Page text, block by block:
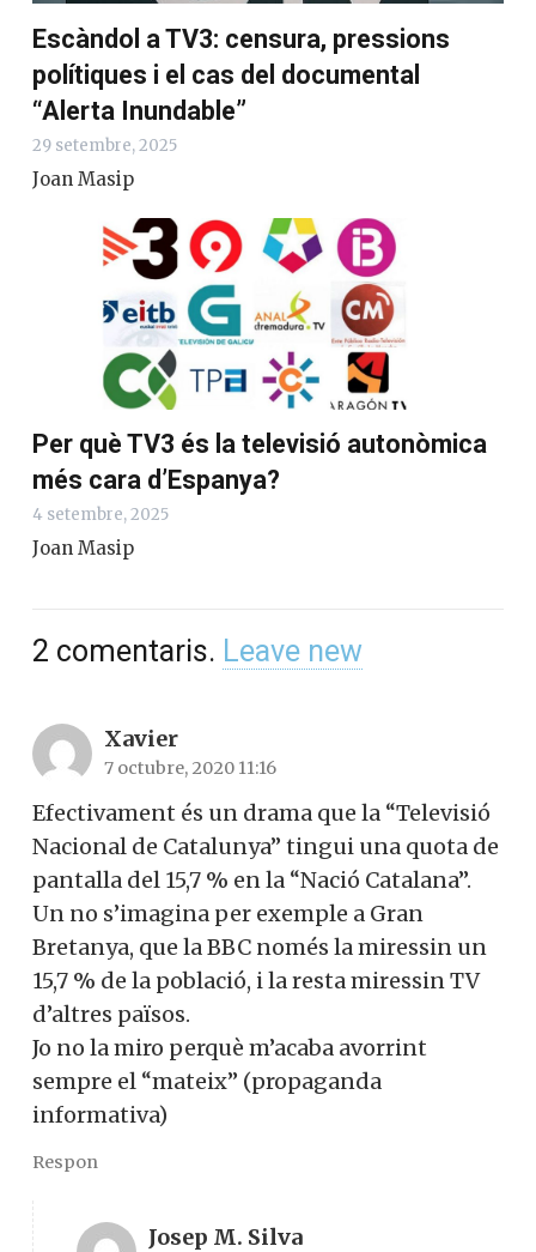
Escàndol a TV3: censura, pressions
polítiques i el cas del documental
“Alerta Inundable”
29 setembre, 2025
Joan Masip
Per què TV3 és la televisió autonòmica
més cara d’Espanya?
4 setembre, 2025
Joan Masip
2 comentaris. Leave new
Xavier
7 octubre, 2020 11:16
Efectivament és un drama que la “Televisió
Nacional de Catalunya” tingui una quota de
pantalla del 15,7 % en la “Nació Catalana”.
Un no s’imagina per exemple a Gran
Bretanya, que la BBC només la miressin un
15,7 % de la població, i la resta miressin TV
d’altres països.
Jo no la miro perquè m’acaba avorrint
sempre el “mateix” (propaganda
informativa)
Respon
Josep M. Silva